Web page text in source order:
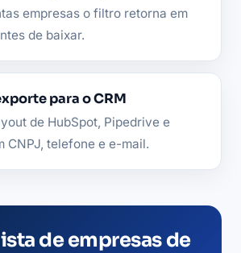
empresas o filtro retorna em
de baixar.
para o CRM
de HubSpot, Pipedrive e
CNPJ, telefone e e-mail.
de empresas de